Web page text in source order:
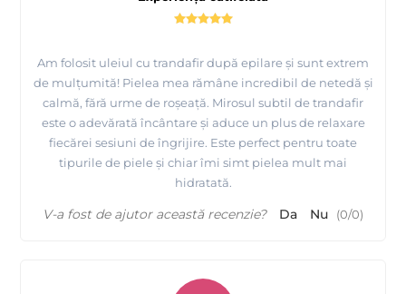
Am folosit uleiul cu trandafir după epilare și sunt extrem
de mulțumită! Pielea mea rămâne incredibil de netedă și
calmă, fără urme de roșeață. Mirosul subtil de trandafir
este o adevărată încântare și aduce un plus de relaxare
fiecărei sesiuni de îngrijire. Este perfect pentru toate
tipurile de piele și chiar îmi simt pielea mult mai
hidratată.
V-a fost de ajutor această recenzie? Da Nu (0/0)